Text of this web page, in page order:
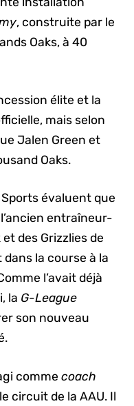
, construite par le
Oaks, à 40
élite et la
mais selon
Jalen Green et
Oaks.
Sports évaluent que
entraîneur-
des Grizzlies de
dans la course à la
l’avait déjà
la G-League
son nouveau
commecoach
circuit de la AAU. Il